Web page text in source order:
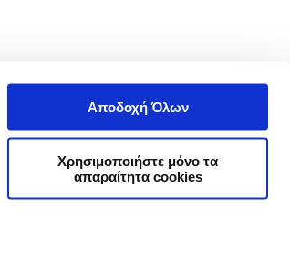
Αποδοχή Όλων
Χρησιμοποιήστε μόνο τα
απαραίτητα cookies